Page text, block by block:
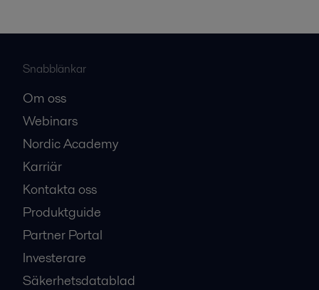
Snabblänkar
Om oss
Webinars
Nordic Academy
Karriär
Kontakta oss
Produktguide
Partner Portal
Investerare
Säkerhetsdatablad